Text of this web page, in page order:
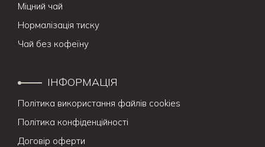
Міцний чай
Нормалізація тиску
Чай без кофеїну
ІНФОРМАЦІЯ
Політика використання файлів cookies
Політика конфіденційності
Договір оферти